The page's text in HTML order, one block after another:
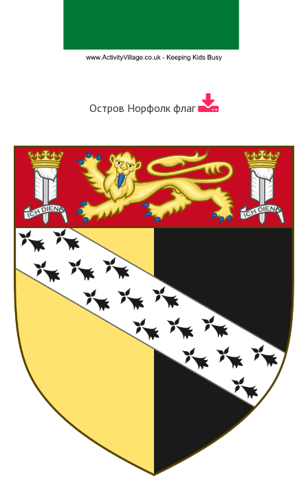
Остров Норфолк флаг